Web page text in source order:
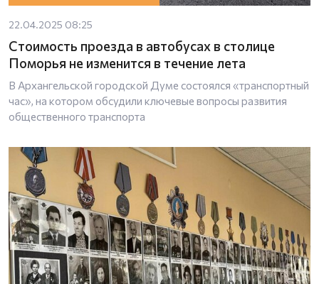
22.04.2025 08:25
Стоимость проезда в автобусах в столице
Поморья не изменится в течение лета
В Архангельской городской Думе состоялся «транспортный
час», на котором обсудили ключевые вопросы развития
общественного транспорта